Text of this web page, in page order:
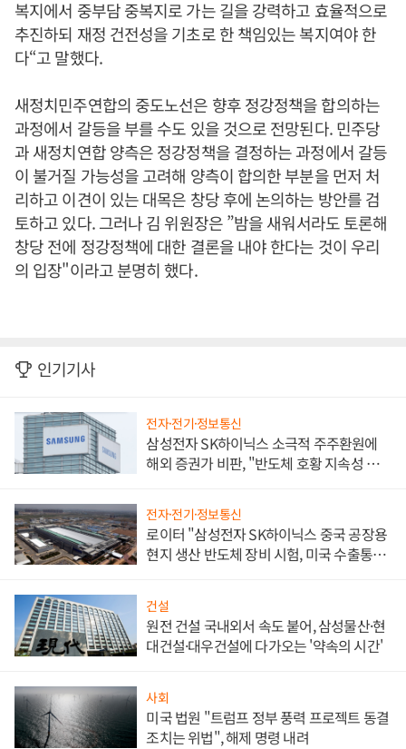
복지에서 중부담 중복지로 가는 길을 강력하고 효율적으로
추진하되 재정 건전성을 기초로 한 책임있는 복지여야 한
다“고 말했다.
새정치민주연합의 중도노선은 향후 정강정책을 합의하는
과정에서 갈등을 부를 수도 있을 것으로 전망된다. 민주당
과 새정치연합 양측은 정강정책을 결정하는 과정에서 갈등
이 불거질 가능성을 고려해 양측이 합의한 부분을 먼저 처
리하고 이견이 있는 대목은 창당 후에 논의하는 방안를 검
토하고 있다. 그러나 김 위원장은 ”밤을 새워서라도 토론해
창당 전에 정강정책에 대한 결론을 내야 한다는 것이 우리
의 입장"이라고 분명히 했다.
인기기사
전자·전기·정보통신
삼성전자 SK하이닉스 소극적 주주환원에
해외 증권가 비판, "반도체 호황 지속성 의
전자·전기·정보통신
로이터 "삼성전자 SK하이닉스 중국 공장용
현지 생산 반도체 장비 시험, 미국 수출통제
건설
원전 건설 국내외서 속도 붙어, 삼성물산·현
대건설·대우건설에 다가오는 '약속의 시간'
사회
미국 법원 "트럼프 정부 풍력 프로젝트 동결
조치는 위법", 해제 명령 내려